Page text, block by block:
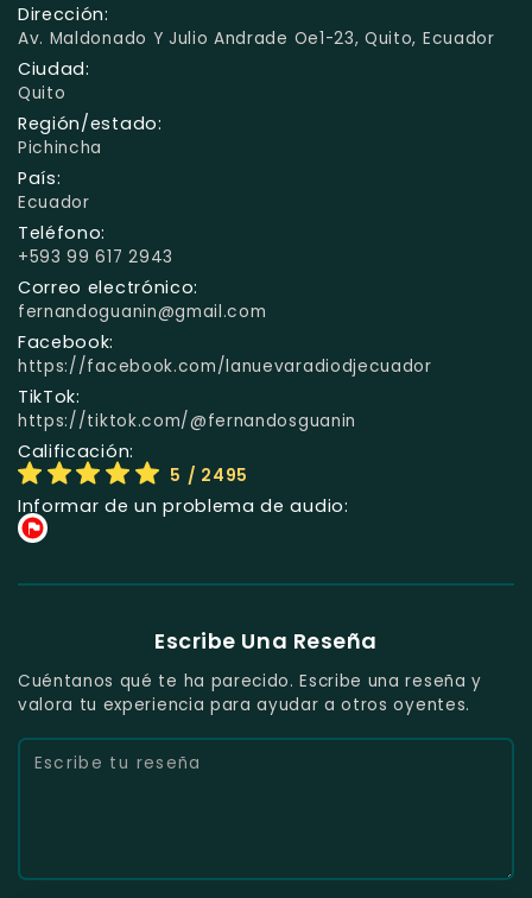
Dirección:
Av. Maldonado Y Julio Andrade Oe1-23, Quito, Ecuador
Ciudad:
Quito
Región/estado:
Pichincha
País:
Ecuador
Teléfono:
+593 99 617 2943
Correo electrónico:
fernandoguanin@gmail.com
Facebook:
https://facebook.com/lanuevaradiodjecuador
TikTok:
https://tiktok.com/@fernandosguanin
Calificación:
5 / 2495
Informar de un problema de audio:
Escribe Una Reseña
Cuéntanos qué te ha parecido. Escribe una reseña y
valora tu experiencia para ayudar a otros oyentes.